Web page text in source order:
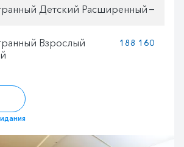
Детский Расширенный —
Взрослый
188 160